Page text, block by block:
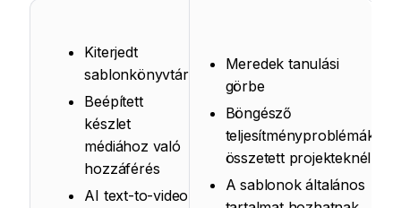
Kiterjedt
sablonkönyvtár
Beépített
készlet
médiához való
hozzáférés
AI text-to-video
Meredek tanulási
görbe
Böngésző
teljesítményproblémák
összetett projekteknél
A sablonok általános